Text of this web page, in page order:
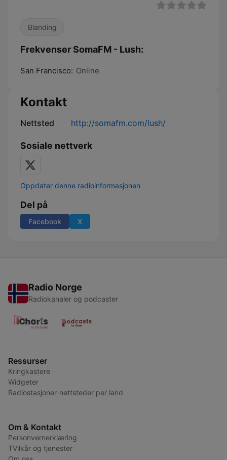
Blanding
Frekvenser SomaFM - Lush:
San Francisco: Online
Kontakt
Nettsted http://somafm.com/lush/
Sosiale nettverk
Oppdater denne radioinformasjonen
Del på
Facebook X
Radio Norge
Radiokanaler og podcaster
Ressurser
Kringkastere
Widgeter
Radiostasjoner-nettsteder per land
Om & Kontakt
Personvernerklæring
TVilkår og tjenester